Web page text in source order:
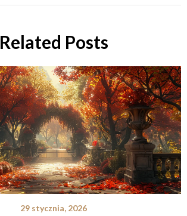
Related Posts
29 stycznia, 2026